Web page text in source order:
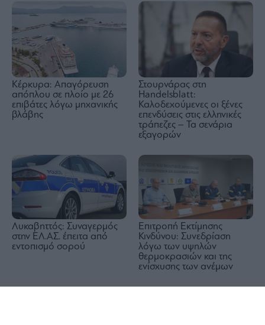
Κέρκυρα: Απαγόρευση
απόπλου σε πλοίο με 26
επιβάτες λόγω μηχανικής
βλάβης
Στουρνάρας στη
Handelsblatt:
Καλοδεχούμενες οι ξένες
επενδύσεις στις ελληνικές
τράπεζες – Τα σενάρια
εξαγορών
Λυκαβηττός: Συναγερμός
στην ΕΛ.ΑΣ. έπειτα από
εντοπισμό σορού
Επιτροπή Εκτίμησης
Κινδύνου: Συνεδρίαση
λόγω των υψηλών
θερμοκρασιών και της
ενίσχυσης των ανέμων